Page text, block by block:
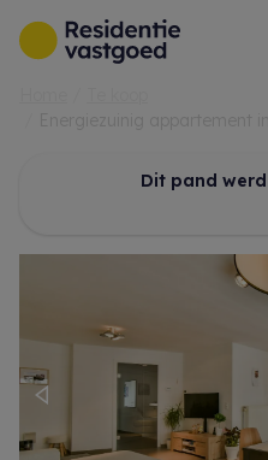
Menu overslaan en naar
Dit pand
Previous